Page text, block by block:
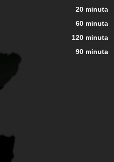
20 minuta
60 minuta
120 minuta
90 minuta